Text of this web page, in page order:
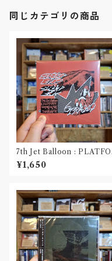
同じカテゴリの商品
7th Jet Balloon :
M SPLIT EP(CD)〝長野〟×
〝大阪〟
¥1,650